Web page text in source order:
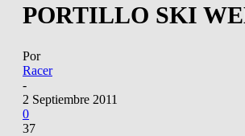
PORTILLO SKI
Por
Racer
-
2 Septiembre 2011
0
37